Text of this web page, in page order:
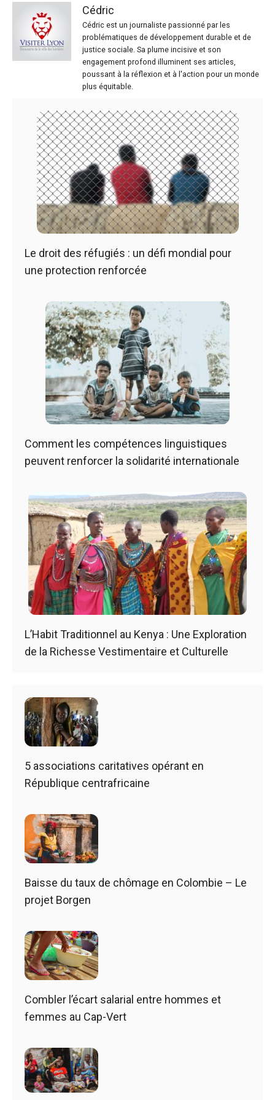
Cédric
Cédric est un journaliste passionné par les
problématiques de développement durable et de
justice sociale. Sa plume incisive et son
engagement profond illuminent ses articles,
poussant à la réflexion et à l'action pour un monde
plus équitable.
Le droit des réfugiés : un défi mondial pour
une protection renforcée
Comment les compétences linguistiques
peuvent renforcer la solidarité internationale
L’Habit Traditionnel au Kenya : Une Exploration
de la Richesse Vestimentaire et Culturelle
5 associations caritatives opérant en
République centrafricaine
Baisse du taux de chômage en Colombie – Le
projet Borgen
Combler l’écart salarial entre hommes et
femmes au Cap-Vert